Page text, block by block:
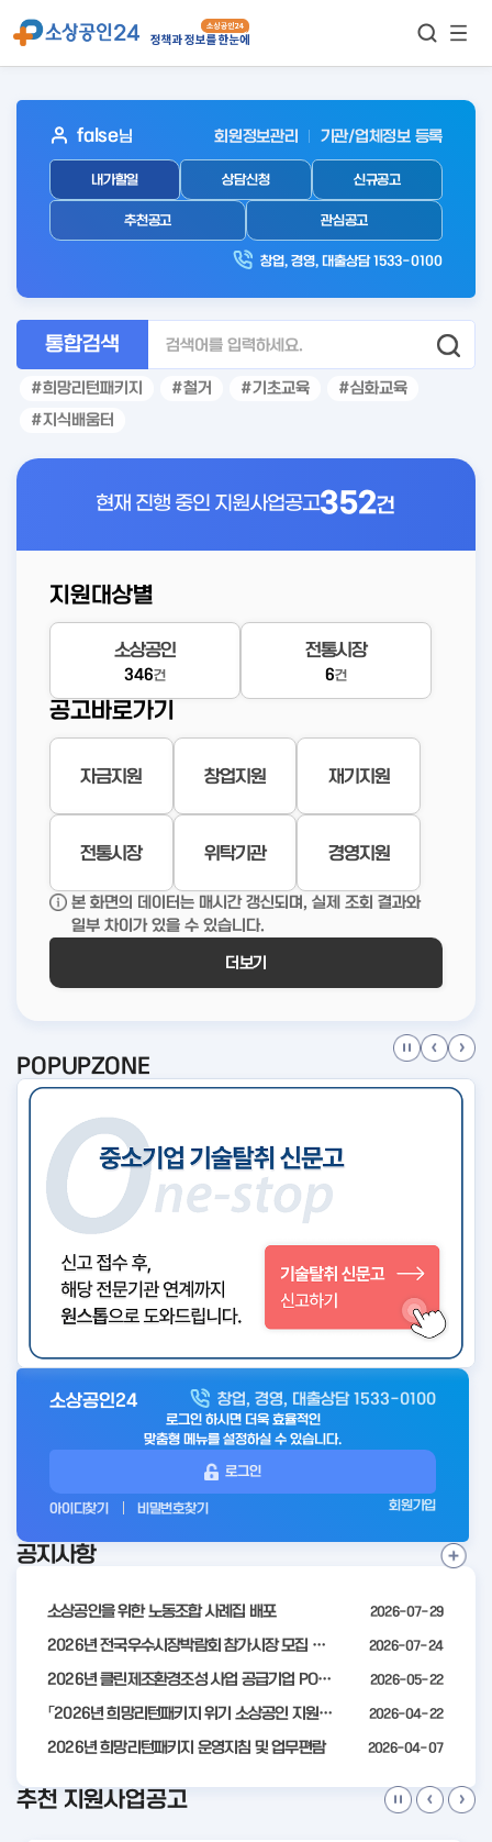
보기
아
웃
로
인
false님 회원정보관리 기관/업체정보 등록
내가할일 상담신청 신규공고
추천공고 관심공고
창업, 경영, 대출상담 1533-0100
통합검색
희망리턴패키지 철거 기초교육
심화교육
지식배움터
현재 진행 중인 지원사업공고352건
지원대상별
소상공인
346건
전통시장
6건
공고바로가기
자금지원 창업지원 재기지원
전통시장 위탁기관 경영지원
본 화면의 데이터는 매시간 갱신되며, 실제 조회 결과와
일부 차이가 있을 수 있습니다.
더보기
POPUPZONE
아
전
소상공인24 창업, 경영, 대출상담 1533-0100
로그인 하시면 더욱 효율적인
맞춤형 메뉴를 설정하실 수 있습니다.
로그인
아이디찾기 비밀번호찾기 회원가입
공지사항
소상공인을 위한 노동조합 사례집 배포 2026-07-29
2026년 전국우수시장박람회 참가시장 모집 공고 2026-07-24
2026년 클린제조환경조성 사업 공급기업 POOL 안내 2026-05-22
「2026년 희망리턴패키지 위기 소상공인 지원」모집 통합 2차 수정 공고 2026-04-22
2026년 희망리턴패키지 운영지침 및 업무편람 2026-04-07
공
추천 지원사업공고